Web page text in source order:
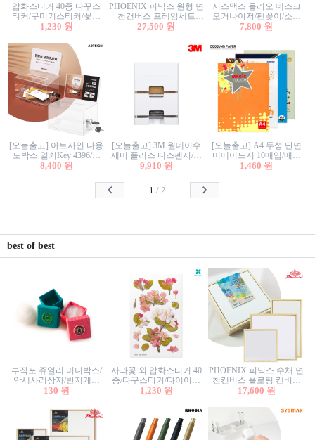
압화스티커 40종 다꾸스
티커/꾸미기스티커/꽃스
티커/압화꽃책갈피/팬시
1,230 원
PHOENIX 피닉스 원형 면
천캔버스 프레임세트
30cm/원형캔버스/플로팅
27,500 원
시스맥스 올리오 데스크
오거나이저/펜꽂이/소품
꽂이/소품함/정리함/수납
7,800 원
[오늘출고] 아트사인 다용
도박스 열쇠Key 4396/투
표함/건의함/모금함/응모
8,400 원
[오늘출고] 3M 원데이수
세미 플러스 디스펜서/소
프트수세미5매+강력수세
9,910 원
[오늘출고] A4 두성 단면
머메이드지 10매입/매직
터치/색지/색상지/색복사
칼라색지/고급복사지
1,460 원
1 / 2
best of best
부직포 쥬얼리 미니박스/
악세사리상자/반지케이
스/반지상자/귀걸이상자/
130 원
사과꽃 외 압화스티커 40
종/다꾸스티커/다이어리
꾸미기/꽃스티커/자연물
1,230 원
PHOENIX 피닉스 수채 면
천캔버스 플로팅 캔버스
프레임세트 30x30cm/액자
17,600 원